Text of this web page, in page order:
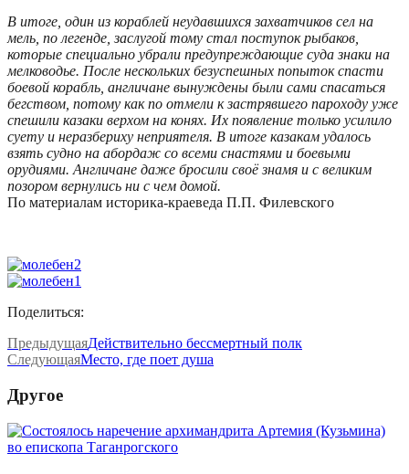
В итоге, один из кораблей неудавшихся захватчиков сел на
мель, по легенде, заслугой тому стал поступок рыбаков,
которые специально убрали предупреждающие суда знаки на
мелководье. После нескольких безуспешных попыток спасти
боевой корабль, англичане вынуждены были сами спасаться
бегством, потому как по отмели к застрявшего пароходу уже
спешили казаки верхом на конях. Их появление только усилило
суету и неразбериху неприятеля. В итоге казакам удалось
взять судно на абордаж со всеми снастями и боевыми
орудиями. Англичане даже бросили своё знамя и с великим
позором вернулись ни с чем домой.
По материалам историка-краеведа П.П. Филевского
Поделиться:
ПредыдущаяДействительно бессмертный полк
СледующаяМесто, где поет душа
Другое